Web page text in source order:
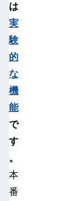
は
実
験
的
な
機
能
で
す
。
本
番